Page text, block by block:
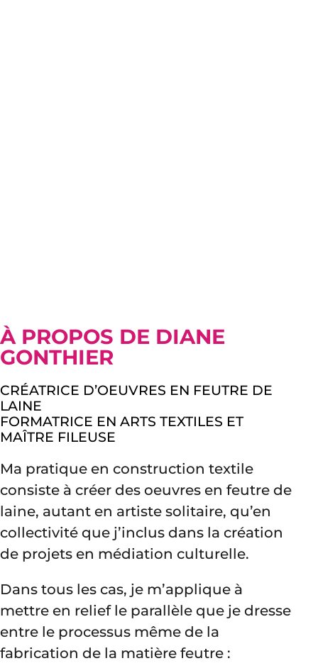
À PROPOS DE DIANE
GONTHIER
CRÉATRICE D’OEUVRES EN FEUTRE DE
LAINE
FORMATRICE EN ARTS TEXTILES ET
MAÎTRE FILEUSE
Ma pratique en construction textile
consiste à créer des oeuvres en feutre de
laine, autant en artiste solitaire, qu’en
collectivité que j’inclus dans la création
de projets en médiation culturelle.
Dans tous les cas, je m’applique à
mettre en relief le parallèle que je dresse
entre le processus même de la
fabrication de la matière feutre :